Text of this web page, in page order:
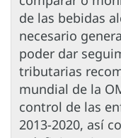
de las bebidas
necesario
poder dar
tributarias
mundial de la
control de las
2013-2020, así